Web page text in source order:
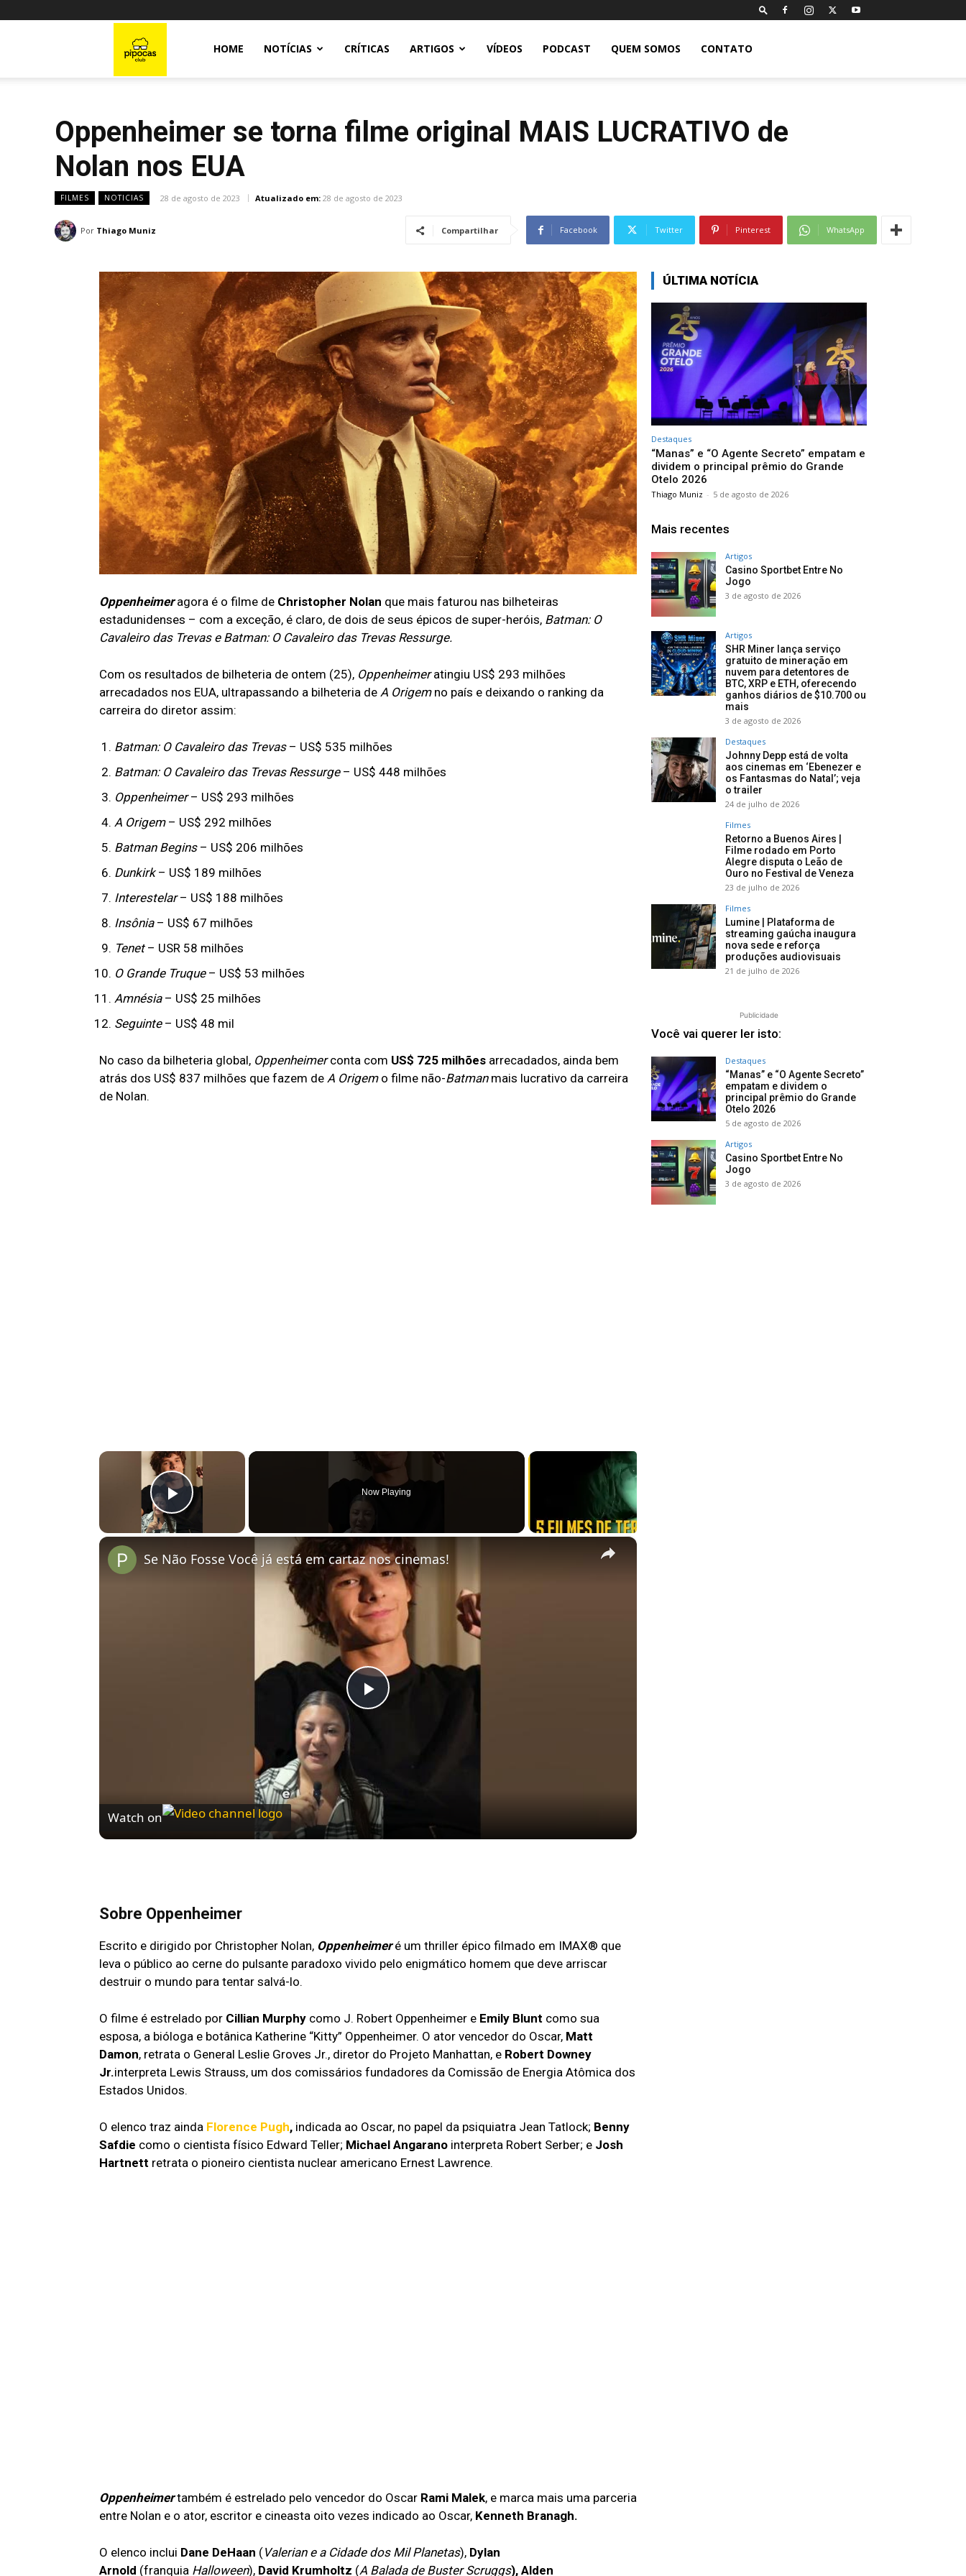
HOME NOTÍCIAS CRÍTICAS ARTIGOS VÍDEOS PODCAST QUEM SOMOS CONTATO
Oppenheimer se torna filme original MAIS LUCRATIVO de
Nolan nos EUA
FILMES NOTICIAS 28 de agosto de 2023 Atualizado em: 28 de agosto de 2023
Por Thiago Muniz Compartilhar Facebook Twitter Pinterest WhatsApp
Oppenheimeragora é o filme de Christopher Nolan que mais faturou nas bilheteiras
estadunidenses – com a exceção, é claro, de dois de seus épicos de super-heróis, Batman: O
Cavaleiro das Trevas e Batman: O Cavaleiro das Trevas Ressurge.
Com os resultados de bilheteria de ontem (25), Oppenheimeratingiu US$ 293 milhões
arrecadados nos EUA, ultrapassando a bilheteria de A Origem no país e deixando o ranking da
carreira do diretor assim:
Batman: O Cavaleiro das Trevas – US$ 535 milhões
Batman: O Cavaleiro das Trevas Ressurge – US$ 448 milhões
Oppenheimer– US$ 293 milhões
A Origem – US$ 292 milhões
Batman Begins – US$ 206 milhões
Dunkirk– US$ 189 milhões
Interestelar– US$ 188 milhões
Insônia – US$ 67 milhões
Tenet – USR 58 milhões
O Grande Truque – US$ 53 milhões
Amnésia – US$ 25 milhões
Seguinte – US$ 48 mil
No caso da bilheteria global, Oppenheimerconta com US$ 725 milhões arrecadados, ainda bem
atrás dos US$ 837 milhões que fazem de A Origem o filme não-Batman mais lucrativo da carreira
de Nolan.
×
Play Video
Now Playing
×
Play
Se Não Fosse Você já está em cartaz nos cinemas!
Watch on
Sobre Oppenheimer
Escrito e dirigido por Christopher Nolan, Oppenheimeré um thriller épico filmado em IMAX® que
leva o público ao cerne do pulsante paradoxo vivido pelo enigmático homem que deve arriscar
destruir o mundo para tentar salvá-lo.
O filme é estrelado por Cillian Murphy como J. Robert Oppenheimer e Emily Blunt como sua
esposa, a bióloga e botânica Katherine “Kitty” Oppenheimer. O ator vencedor do Oscar, Matt
Damon, retrata o General Leslie Groves Jr., diretor do Projeto Manhattan, e Robert Downey
Jr.interpreta Lewis Strauss, um dos comissários fundadores da Comissão de Energia Atômica dos
Estados Unidos.
O elenco traz ainda Florence Pugh, indicada ao Oscar, no papel da psiquiatra Jean Tatlock; Benny
Safdie como o cientista físico Edward Teller; Michael Angarano interpreta Robert Serber; e Josh
Hartnett retrata o pioneiro cientista nuclear americano Ernest Lawrence.
Oppenheimertambém é estrelado pelo vencedor do Oscar Rami Malek, e marca mais uma parceria
entre Nolan e o ator, escritor e cineasta oito vezes indicado ao Oscar, Kenneth Branagh.
O elenco inclui Dane DeHaan (Valerian e a Cidade dos Mil Planetas), Dylan
Arnold (franquia Halloween), David Krumholtz (A Balada de Buster Scruggs), Alden
ÚLTIMA NOTÍCIA
Destaques
“Manas” e “O Agente Secreto” empatam e
dividem o principal prêmio do Grande
Otelo 2026
Thiago Muniz - 5 de agosto de 2026
Mais recentes
Artigos
Casino Sportbet Entre No
Jogo
3 de agosto de 2026
Artigos
SHR Miner lança serviço
gratuito de mineração em
nuvem para detentores de
BTC, XRP e ETH, oferecendo
ganhos diários de $10.700 ou
mais
3 de agosto de 2026
Destaques
Johnny Depp está de volta
aos cinemas em ‘Ebenezer e
os Fantasmas do Natal’; veja
o trailer
24 de julho de 2026
Filmes
Retorno a Buenos Aires |
Filme rodado em Porto
Alegre disputa o Leão de
Ouro no Festival de Veneza
23 de julho de 2026
Filmes
Lumine | Plataforma de
streaming gaúcha inaugura
nova sede e reforça
produções audiovisuais
21 de julho de 2026
Publicidade
Você vai querer ler isto:
Destaques
“Manas” e “O Agente Secreto”
empatam e dividem o
principal prêmio do Grande
Otelo 2026
5 de agosto de 2026
Artigos
Casino Sportbet Entre No
Jogo
3 de agosto de 2026